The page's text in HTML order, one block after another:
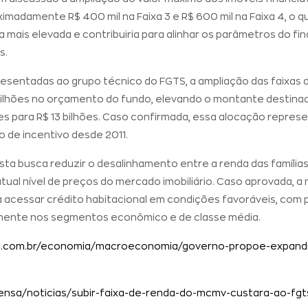
R$ 400 mil na Faixa 3 e R$ 600 mil na Faixa 4, o
mais elevada e contribuiria para alinhar os parâmetros do
ao grupo técnico do FGTS, a ampliação das faixas
no orçamento do fundo, elevando o montante
para R$ 13 bilhões. Caso confirmada, essa alocação
incentivo desde 2011.
busca reduzir o desalinhamento entre a renda das
nível de preços do mercado imobiliário. Caso aprovada, a
crédito habitacional em condições favoráveis, com
nos segmentos econômico e de classe média.
economia/macroeconomia/governo-propoe-
noticias/subir-faixa-de-renda-do-mcmv-custara-ao-